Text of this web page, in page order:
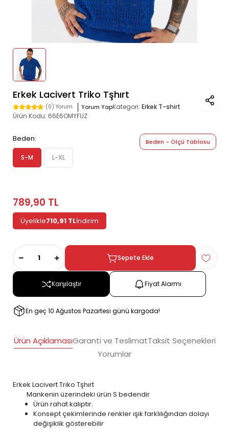
Erkek Lacivert Triko Tşhırt
(0) Yorum Yorum YapKategori: Erkek T-shirt
Ürün Kodu: 66E6OMYFUZ
Beden:
S-M L-XL
Beden - Ölçü Tablosu
789,90 TL
Üyelikle710,91 TLİndirim
Sepete Ekle
Karşılaştır Fiyat Alarmı
En geç 10 Ağustos Pazartesi günü kargoda!
Ürün AçıklamasıGaranti ve TeslimatTaksit Seçenekleri
Yorumlar
Erkek Lacivert Triko Tşhırt
Mankenin üzerindeki ürün S bedendir
Ürün rahat kalıptır.
Konsept çekimlerinde renkler ışık farklılığından dolayı
değişiklik gösterebilir